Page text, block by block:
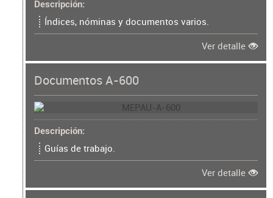
Descripción
Índices, nóminas y documentos varios.
Ver detalle
Documentos A-600
Descripción
Guías de trabajo.
Ver detalle